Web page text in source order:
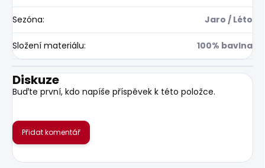
Sezóna: Jaro / Léto
Složení materiálu: 100% bavlna
Diskuze
Buďte první, kdo napíše příspěvek k této položce.
Přidat komentář